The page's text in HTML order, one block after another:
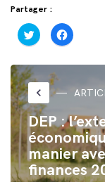
Partager :
Cliquez
pour
partager
Twitter(ouvre
dans
une
nouvelle
fenêtre)
Cliquez
pour
partager
nouvelle
fenêtre)
keyboard_arrow_left
DEP :
manier
finances